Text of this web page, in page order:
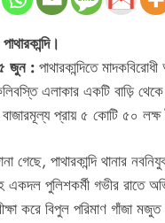
জুন : পাথারকান্দিতে
এলাকার একটি বাড়ি
প্রায় ৫ কোটি ৫০ লক্ষ
গেছে, পাথারকান্দি থানার
একদল পুলিশকর্মী গভীর রাতে
করে বিপুল পরিমাণ গাঁজা মজুত